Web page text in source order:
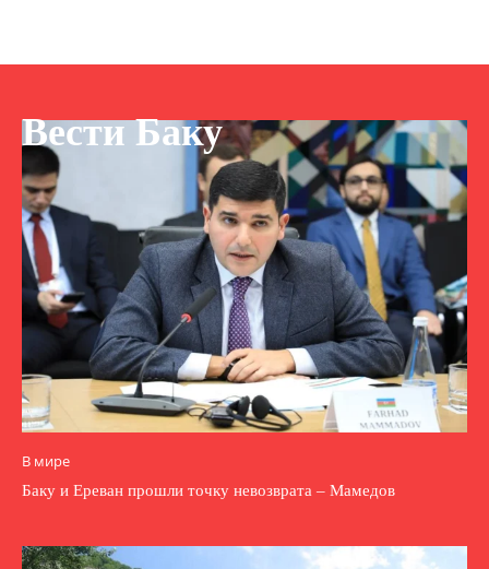
Вести Баку
В мире
Баку и Ереван прошли точку невозврата – Мамедов